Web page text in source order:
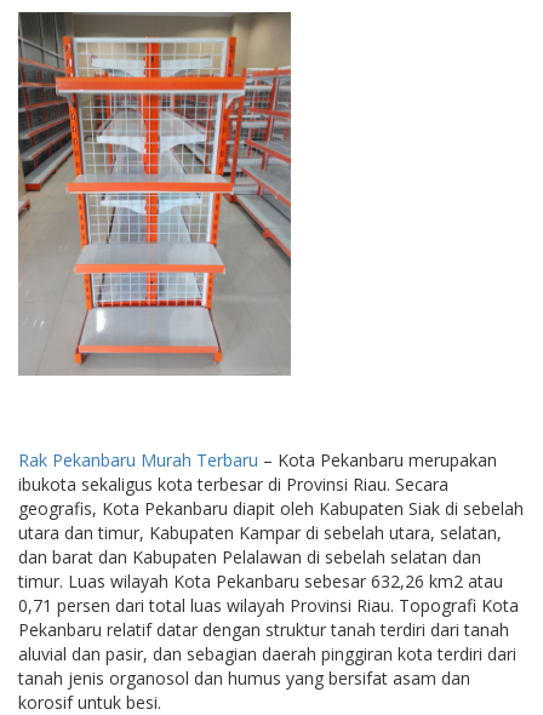
Rak Pekanbaru Murah Terbaru – Kota Pekanbaru merupakan
ibukota sekaligus kota terbesar di Provinsi Riau. Secara
geografis, Kota Pekanbaru diapit oleh Kabupaten Siak di sebelah
utara dan timur, Kabupaten Kampar di sebelah utara, selatan,
dan barat dan Kabupaten Pelalawan di sebelah selatan dan
timur. Luas wilayah Kota Pekanbaru sebesar 632,26 km2 atau
0,71 persen dari total luas wilayah Provinsi Riau. Topografi Kota
Pekanbaru relatif datar dengan struktur tanah terdiri dari tanah
aluvial dan pasir, dan sebagian daerah pinggiran kota terdiri dari
tanah jenis organosol dan humus yang bersifat asam dan
korosif untuk besi.